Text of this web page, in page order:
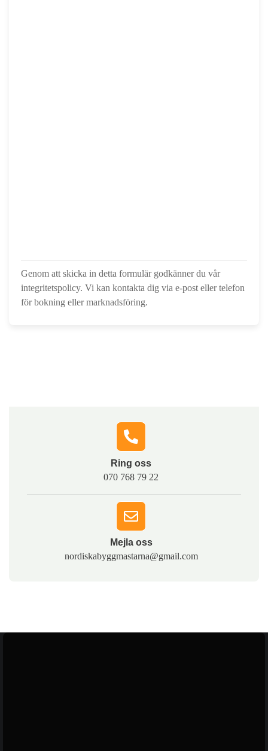
Ring oss​
070 768 79 22
Mejla oss​
nordiskabyggmastarna@gmail.com
Genom att skicka in detta formulär godkänner du vår
integritetspolicy. Vi kan kontakta dig via e-post eller telefon
för bokning eller marknadsföring.